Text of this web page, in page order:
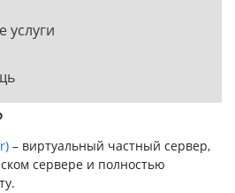
услуги
– виртуальный частный сервер,
сервере и полностью